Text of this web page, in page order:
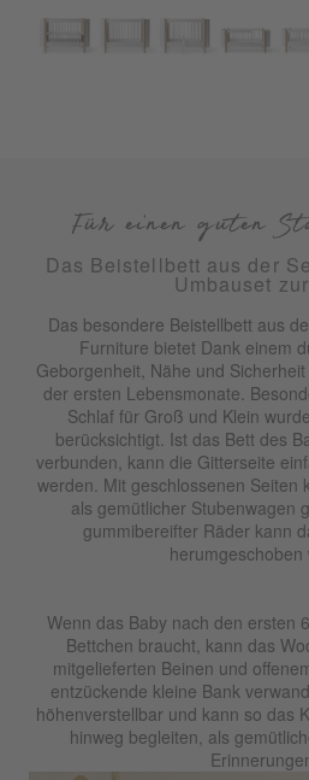
Das Beistellbett aus der
Umbauset
Für einen guten
Das besondere Beistellbett aus
Furniture bietet Dank einem
Geborgenheit, Nähe und
der ersten Lebensmonate.
Schlaf für Groß und Klein
berücksichtigt. Ist das Bett des
verbunden, kann die Gitterseite
werden. Mit geschlossenen Seiten
als gemütlicher Stubenwagen
gummibereifter Räder kann
herumgeschoben
Wenn das Baby nach den ersten
Bettchen braucht, kann das
mitgelieferten Beinen und
entzückende kleine Bank
höhenverstellbar und kann so das
hinweg begleiten, als